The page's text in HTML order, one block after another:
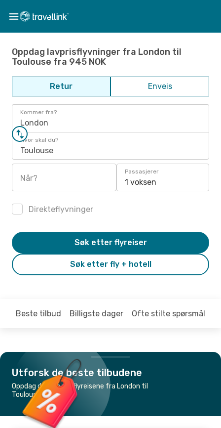
Oppdag lavprisflyvninger fra London til
Toulouse fra 945 NOK
Retur Enveis
Kommer fra?
London
Hvor skal du?
Toulouse
Når?
Passasjerer
1 voksen
Direkteflyvninger
Søk etter fly + hotell
Søk etter flyreiser
Beste tilbud Billigste dager Ofte stilte spørsmål
Utforsk de beste tilbudene
Oppdag de billigste flyreisene fra London til
Toulouse